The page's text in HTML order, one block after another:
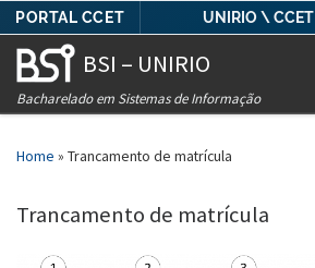
PORTAL CCET UNIRIO \ CCET
Skip to content
BSI – UNIRIO
Bacharelado em Sistemas de Informação
Home » Trancamento de matrícula
Trancamento de matrícula